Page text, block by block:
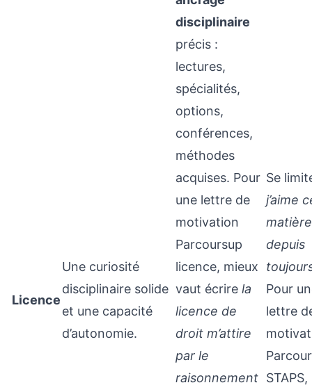
Licence
Une curiosité
disciplinaire solide
et une capacité
d’autonomie.
disciplinaire
précis :
lectures,
spécialités,
options,
conférences,
méthodes
acquises. Pour
une lettre de
motivation
Parcoursup
licence, mieux
vaut écrire la
licence de
droit m’attire
par le
raisonnement
Se
j’aime
matière
depuis
Pour
lettre
STAPS,